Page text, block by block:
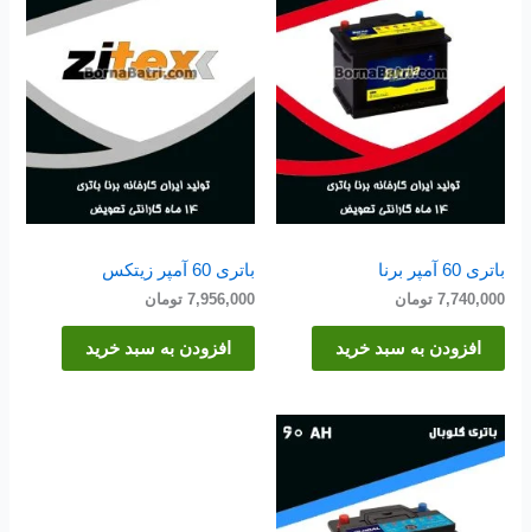
باتری 60 آمپر برنا
7,740,000 تومان
افزودن به سبد خرید
باتری 60 آمپر زیتکس
7,956,000 تومان
افزودن به سبد خرید